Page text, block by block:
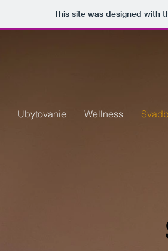
This site was designed with
Ubytovanie Wellness